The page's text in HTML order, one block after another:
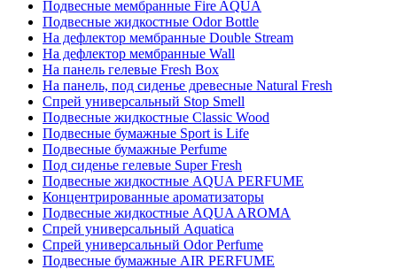
Подвесные мембранные Fire AQUA
Подвесные жидкостные Odor Bottle
На дефлектор мембранные Double Stream
На дефлектор мембранные Wall
На панель гелевые Fresh Box
На панель, под сиденье древесные Natural Fresh
Спрей универсальный Stop Smell
Подвесные жидкостные Classic Wood
Подвесные бумажные Sport is Life
Подвесные бумажные Perfume
Под сиденье гелевые Super Fresh
Подвесные жидкостные AQUA PERFUME
Концентрированные ароматизаторы
Подвесные жидкостные AQUA AROMA
Спрей универсальный Aquatica
Спрей универсальный Odor Perfume
Подвесные бумажные AIR PERFUME